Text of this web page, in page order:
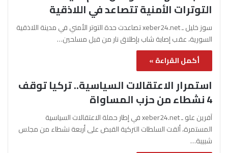
التوترات الأمنية تتصاعد في اللاذقية
سوز خليل ـ xeber24.net تصاعدت حدة التوتر الأمني في مدينة اللاذقية
السورية، عقب إصابة شاب بإطلاق نار من قبل مسلحين…
أكمل القراءة »
استمرار الاعتقالات السياسية.. تركيا توقف
4 نشطاء من حزب المساواة
آفرين علو ـ xeber24.net في إطار حملة الاعتقالات السياسية
المستمرة، ألقت السلطات التركية القبض على أربعة نشطاء من مجلس
شبيبة…